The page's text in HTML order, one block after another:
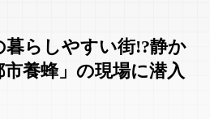
らしやすい街!?静か
養蜂」の現場に潜入